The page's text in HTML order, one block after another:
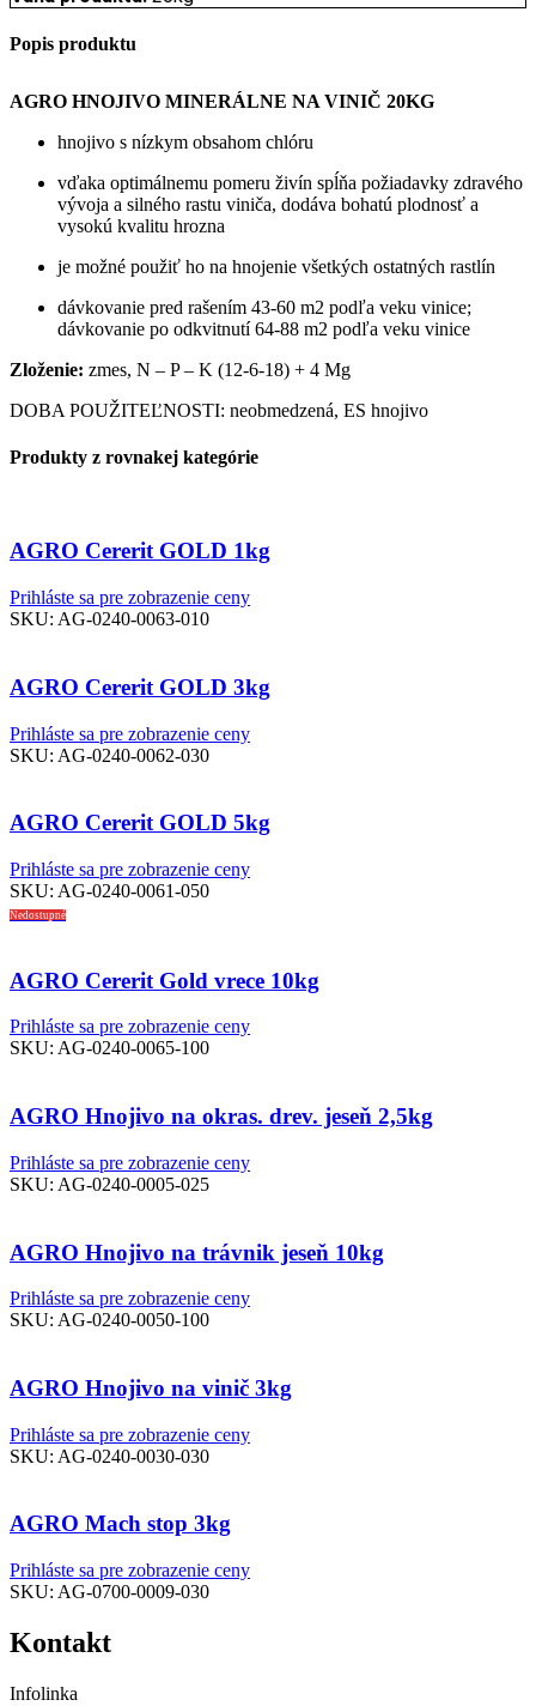
Popis produktu
AGRO HNOJIVO MINERÁLNE NA VINIČ 20KG
hnojivo s nízkym obsahom chlóru
vďaka optimálnemu pomeru živín spĺňa požiadavky zdravého
vývoja a silného rastu viniča, dodáva bohatú plodnosť a
vysokú kvalitu hrozna
je možné použiť ho na hnojenie všetkých ostatných rastlín
dávkovanie pred rašením 43-60 m2 podľa veku vinice;
dávkovanie po odkvitnutí 64-88 m2 podľa veku vinice
Zloženie: zmes, N – P – K (12-6-18) + 4 Mg
DOBA POUŽITEĽNOSTI: neobmedzená, ES hnojivo
Produkty z rovnakej kategórie
AGRO Cererit GOLD 1kg
Prihláste sa pre zobrazenie ceny
SKU: AG-0240-0063-010
AGRO Cererit GOLD 3kg
Prihláste sa pre zobrazenie ceny
SKU: AG-0240-0062-030
AGRO Cererit GOLD 5kg
Prihláste sa pre zobrazenie ceny
SKU: AG-0240-0061-050
Nedostupné
AGRO Cererit Gold vrece 10kg
Prihláste sa pre zobrazenie ceny
SKU: AG-0240-0065-100
AGRO Hnojivo na okras. drev. jeseň 2,5kg
Prihláste sa pre zobrazenie ceny
SKU: AG-0240-0005-025
AGRO Hnojivo na trávnik jeseň 10kg
Prihláste sa pre zobrazenie ceny
SKU: AG-0240-0050-100
AGRO Hnojivo na vinič 3kg
Prihláste sa pre zobrazenie ceny
SKU: AG-0240-0030-030
AGRO Mach stop 3kg
Prihláste sa pre zobrazenie ceny
SKU: AG-0700-0009-030
Kontakt
Infolinka